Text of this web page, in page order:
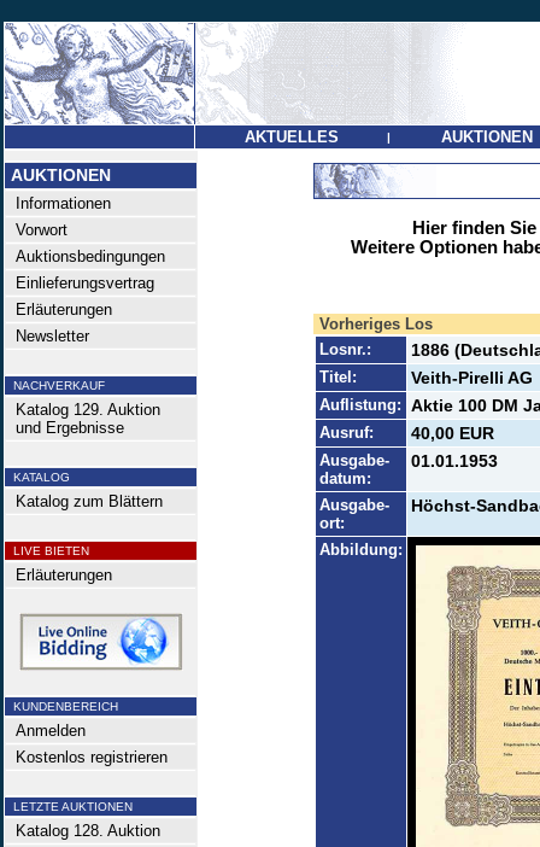
AKTUELLES | AUKTIONEN
AUKTIONEN
Informationen
Vorwort
Auktionsbedingungen
Einlieferungsvertrag
Erläuterungen
Newsletter
NACHVERKAUF
Katalog 129. Auktion
und Ergebnisse
KATALOG
Katalog zum Blättern
LIVE BIETEN
Erläuterungen
KUNDENBEREICH
Anmelden
Kostenlos registrieren
LETZTE AUKTIONEN
Katalog 128. Auktion
Hier finden
Weitere Optionen
Vorheriges Los
Losnr.:
1886
Titel: Veith-Pirelli AG
Auflistung: Aktie 100 DM
Ausruf: 40,00 EUR
Ausgabe-
datum:
01.01.1953
Ausgabe-
ort:
Höchst-
Abbildung: